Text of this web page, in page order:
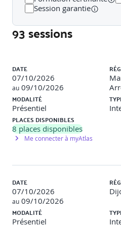
Jour 2
Cryptographie appliquée à
Utilisation de techniques
renforcer la sécurité des
Implémentation de la
transactions (2h)
Techniques comme le zk-
Sécurisation des nœuds et
(2h15)
Meilleures pratiques pour
Session garantie
93 sessions
DATE
07/10/2026
au 09/10/2026
MODALITÉ
Présentiel
PLACES DISPONIBLES
8 places disponibles
Me connecter à myAtlas
DATE
07/10/2026
au 09/10/2026
MODALITÉ
Présentiel